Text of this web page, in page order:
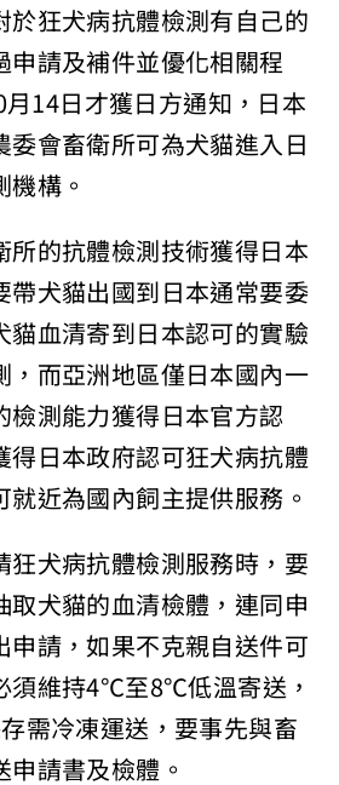
狂犬病抗體檢測有自己的
請及補件並優化相關程
14日才獲日方通知，日本
會畜衛所可為犬貓進入日
構。
的抗體檢測技術獲得日本
犬貓出國到日本通常要委
血清寄到日本認可的實驗
而亞洲地區僅日本國內一
測能力獲得日本官方認
日本政府認可狂犬病抗體
近為國內飼主提供服務。
犬病抗體檢測服務時，要
犬貓的血清檢體，連同申
請，如果不克親自送件可
須維持4℃至8℃低溫寄送，
需冷凍運送，要事先與畜
請書及檢體。